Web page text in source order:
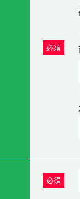
必須
必須